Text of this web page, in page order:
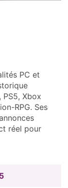
PC et
Xbox
RPG. Ses
réel pour